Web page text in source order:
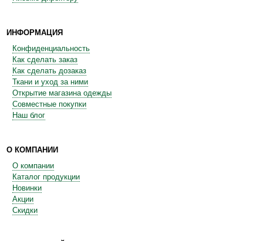
ИНФОРМАЦИЯ
Конфиденциальность
Как сделать заказ
Как сделать дозаказ
Ткани и уход за ними
Открытие магазина одежды
Совместные покупки
Наш блог
О КОМПАНИИ
О компании
Каталог продукции
Новинки
Акции
Скидки